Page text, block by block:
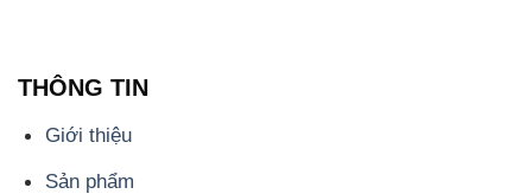
THÔNG TIN
Giới thiệu
Sản phẩm